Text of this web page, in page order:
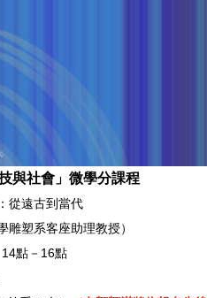
與社會」微學分課程
從遠古到當代
雕塑系客座助理教授）
點－16點